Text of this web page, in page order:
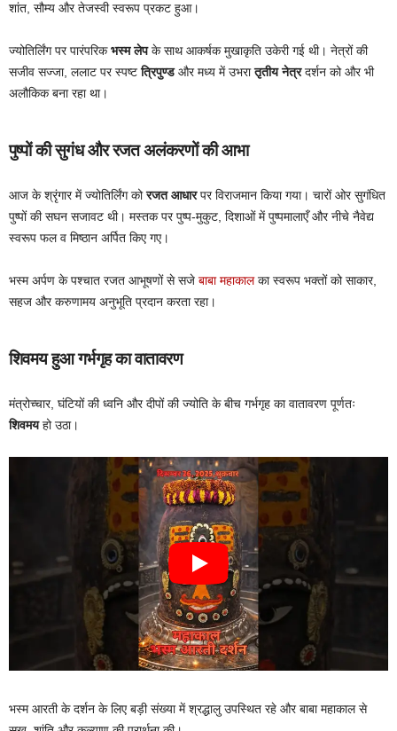
शांत, सौम्य और तेजस्वी स्वरूप प्रकट हुआ।
ज्योतिर्लिंग पर पारंपरिकभस्म लेपके साथ आकर्षक मुखाकृति उकेरी गई थी। नेत्रों की
सजीव सज्जा, ललाट पर स्पष्टत्रिपुण्डऔर मध्य में उभरातृतीय नेत्रदर्शन को और भी
अलौकिक बना रहा था।
पुष्पों की सुगंध और रजत अलंकरणों की आभा
आज के श्रृंगार में ज्योतिर्लिंग कोरजत आधारपर विराजमान किया गया। चारों ओर सुगंधित
पुष्पों की सघन सजावट थी। मस्तक पर पुष्प-मुकुट, दिशाओं में पुष्पमालाएँ और नीचे नैवेद्य
स्वरूप फल व मिष्ठान अर्पित किए गए।
भस्म अर्पण के पश्चात रजत आभूषणों से सजे बाबा महाकालका स्वरूप भक्तों को साकार,
सहज और करुणामय अनुभूति प्रदान करता रहा।
शिवमय हुआ गर्भगृह का वातावरण
मंत्रोच्चार, घंटियों की ध्वनि और दीपों की ज्योति के बीच गर्भगृह का वातावरण पूर्णतः
शिवमयहो उठा।
भस्म आरती के दर्शन के लिए बड़ी संख्या में श्रद्धालु उपस्थित रहे और बाबा महाकाल से